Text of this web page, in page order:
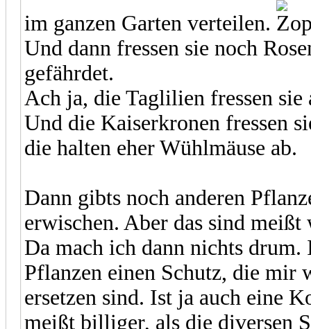
im ganzen Garten verteilen.
Und dann fressen sie noch
gefährdet.
Ach ja, die Taglilien fressen sie
Und die Kaiserkronen fressen
die halten eher Wühlmäuse ab.
Dann gibts noch anderen
erwischen. Aber das sind
Da mach ich dann nichts
Pflanzen einen Schutz, die mir
ersetzen sind. Ist ja auch eine
meißt billiger, als die diversen